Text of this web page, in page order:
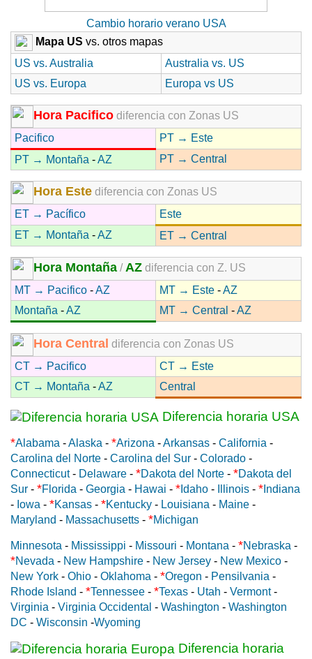
Cambio horario verano USA
Mapa US vs. otros mapas
US vs. Australia
Australia vs. US
US vs. Europa
Europa vs US
Hora Pacifico diferencia con Zonas US
Pacifico
PT → Este
PT → Montaña -AZ PT → Central
Hora Este diferencia con Zonas US
ET → Pacífico
Este
ET → Montaña -AZ ET → Central
Hora Montaña /AZ diferencia con Z. US
MT → Pacifico -AZ MT → Este -AZ
Montaña -AZ MT → Central -AZ
Hora Central diferencia con Zonas US
CT → Pacifico
CT → Este
CT → Montaña -AZ Central
Diferencia horaria USA
*Alabama -Alaska - *Arizona -Arkansas - California -
Carolina del Norte - Carolina del Sur - Colorado -
Connecticut- Delaware - *Dakota del Norte - *Dakota del
Sur - *Florida - Georgia - Hawai - * Idaho - Illinois - * Indiana
- Iowa - *Kansas - *Kentucky - Louisiana - Maine -
Maryland - Massachusetts - *Michigan
Minnesota - Mississippi - Missouri - Montana - *Nebraska -
*Nevada - New Hampshire - New Jersey - New Mexico -
New York - Ohio - Oklahoma - *Oregon - Pensilvania -
Rhode Island - *Tennessee - *Texas - Utah - Vermont-
Virginia - Virginia Occidental - Washington - Washington
DC - Wisconsin -Wyoming
Diferencia horaria